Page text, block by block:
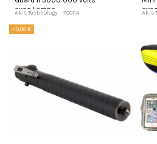
avec Lampe
Akis Technology 700114 Akis
-10,00 €